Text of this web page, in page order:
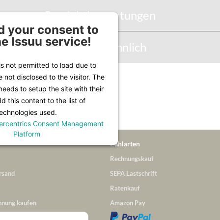
your consent to
Issuu service!
not permitted to load due to
not disclosed to the visitor. The
to setup the site with their
this content to the list of
used.
Consent Management
Platform
Produktbewertungen
Abbildung Ähnlich
unter Lieferung & Versand
kaufen
Zahlarten
Rechnungskauf
SEPA Lastschrift
Ratenkauf
Amazon Pay